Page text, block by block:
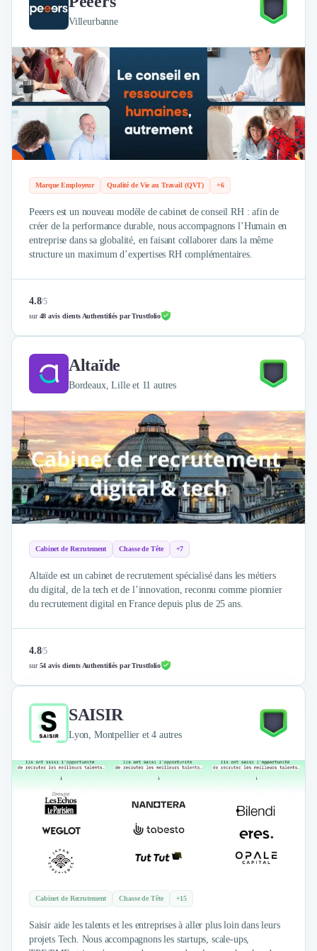
Publicité
Influence Marketing
Veille commerciale
Photographie
Salons
Études Marketing
Présentations PowerPoint
SMS Marketing
Data Marketing
Logiciel Commercial
Assurance
Expertise Comptable
Droit des Affaires
Externalisation Administrative
Direction Financière Externalisée (DAF)
Transactions Services
Restructuring
Droit Commercial
Droit du Travail
Propriété Intellectuelle (IP/IT)
Banque
Gestion de trésorerie
Recouvrement
Financement de matériel ou équipement
Due Diligence
Audit
Solutions de Paiement
Fiscalité
UX & UI Design
Développement Web
Internet of Things (IoT)
Design Industriel
Packaging & Emballages
Support Client
Maintenance et Infogérance
Graphisme & Illustration
Recherche Utilisateur
Design Thinking
Stratégie Digitale
Développement Logiciel
Création de Site Internet
Développement d'Application Mobile
Direction Artistique
Logiciel E-Commerce
Villeurbanne
Marque Employeur Qualité de Vie au Travail (QVT) +6
Peeers est un nouveau modèle de cabinet de conseil RH : afin de
créer de la performance durable, nous accompagnons l’Humain en
entreprise dans sa globalité, en faisant collaborer dans la même
structure un maximum d’expertises RH complémentaires.
4.8/5
sur48 avis clients Authentifiés par Trustfolio
Altaïde
Bordeaux, Lille et 11 autres
Cabinet de Recrutement Chasse de Tête +7
Altaïde est un cabinet de recrutement spécialisé dans les métiers
du digital, de la tech et de l’innovation, reconnu comme pionnier
du recrutement digital en France depuis plus de 25 ans.
4.8/5
sur54 avis clients Authentifiés par Trustfolio
SAISIR
Lyon, Montpellier et 4 autres
Cabinet de Recrutement Chasse de Tête +15
Saisir aide les talents et les entreprises à aller plus loin dans leurs
projets Tech. Nous accompagnons les startups, scale-ups,